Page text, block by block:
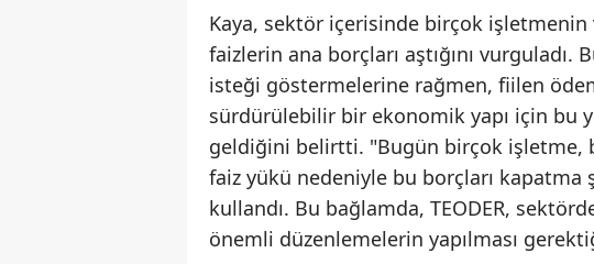
Kaya, sektör içerisinde birçok işletmenin
faizlerin ana borçları aştığını
isteği göstermelerine rağmen, fiilen
sürdürülebilir bir ekonomik yapı için bu
geldiğini belirtti. "Bugün birçok işletme,
faiz yükü nedeniyle bu borçları kapatma
kullandı. Bu bağlamda, TEODER,
önemli düzenlemelerin yapılması